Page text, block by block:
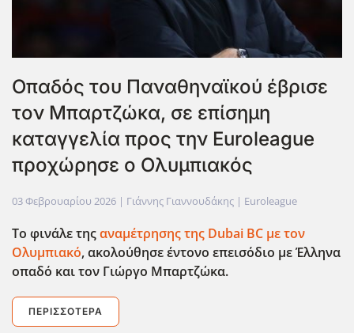
Οπαδός του Παναθηναϊκού έβρισε
τον Μπαρτζώκα, σε επίσημη
καταγγελία προς την Euroleague
προχώρησε ο Ολυμπιακός
03 Φεβρουαρίου 2026 | Γιάννης Γιαννουδάκης | Euroleague
Το φινάλε τηςαναμέτρησης της Dubai BC με τον
Ολυμπιακό, ακολούθησε έντονο επεισόδιο με Έλληνα
οπαδό και τον Γιώργο Μπαρτζώκα.
ΠΕΡΙΣΣΌΤΕΡΑ